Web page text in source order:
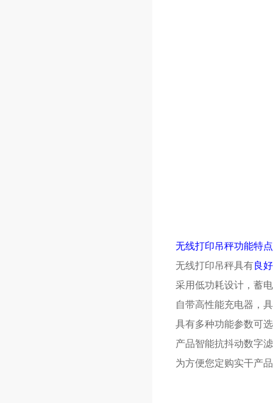
无线打印吊秤功能特
无线打印吊秤具有良
采用低功耗设计，蓄
自带高性能充电器，
具有多种功能参数可
产品智能抗抖动数字
为方便您定购实干产